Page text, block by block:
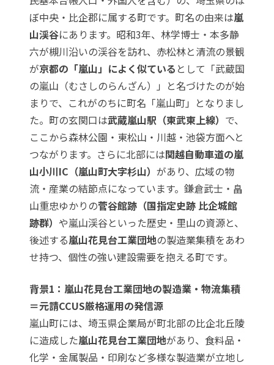
ぼ中央・比企郡に属する町です。町名の由来は嵐
山渓谷にあります。昭和3年、林学博士・本多静
六が槻川沿いの渓谷を訪れ、赤松林と清流の景観
が京都の「嵐山」によく似ている として「武蔵国
の嵐山（むさしのらんざん）」と名づけたのが始
まりで、これがのちに町名「嵐山町」となりまし
た。町の玄関口は武蔵嵐山駅（東武東上線） で、
ここから森林公園・東松山・川越・池袋方面へと
つながります。さらに北部には関越自動車道の嵐
山小川IC（嵐山町大字杉山） があり、広域の物
流・産業の結節点になっています。鎌倉武士・畠
山重忠ゆかりの菅谷館跡（国指定史跡 比企城館
跡群） や嵐山渓谷といった歴史・里山の資源と、
後述する嵐山花見台工業団地の製造業集積をあわ
せ持つ、個性の強い建設需要を抱える町です。
背景1：嵐山花見台工業団地の製造業・物流集積
＝元請CCUS厳格運用の発信源
嵐山町には、埼玉県企業局が町北部の比企北丘陵
に造成した嵐山花見台工業団地があり、食料品・
化学・金属製品・印刷など多様な製造業が立地し